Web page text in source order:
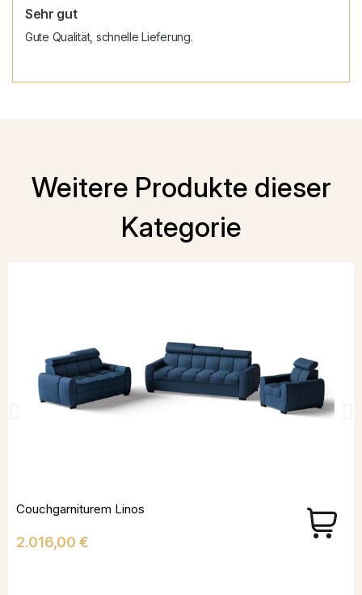
Sehr gut
Gute Qualität, schnelle Lieferung.
Weitere Produkte dieser
Kategorie
Couchgarniturem Linos
Preis
2.016,00 €